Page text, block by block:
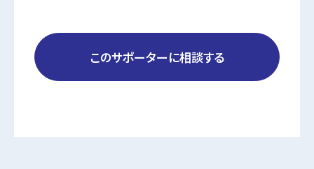
このサポーターに相談する